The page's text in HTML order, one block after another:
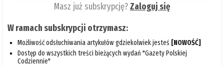
Masz już subskrypcję?Zaloguj się
W ramach subskrypcji otrzymasz:
Możliwość odsłuchiwania artykułów gdziekolwiek jesteś [NOWOŚĆ]
Dostęp do wszystkich treści bieżących wydań "Gazety Polskiej
Codziennie"